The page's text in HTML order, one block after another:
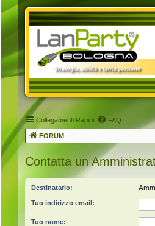
Collegamenti Rapidi FAQ
FORUM
Contatta un
Destinatario:
Tuo indirizzo email:
Tuo nome: